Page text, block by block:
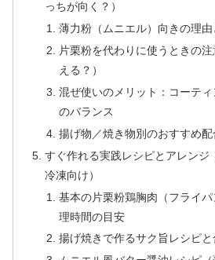
っちが向く？）
薄力粉（ムニエル）向きの理
片栗粉を代わりに使うときの
える？）
混ぜ使いのメリット：コーテ
のバランス
揚げ物／焼き物別のおすすめ
すぐ作れる実践レシピとアレンジ
冷凍向け）
基本の片栗粉鶏胸肉（フライ
理時間の目安
揚げ焼きで作るサク旨レシピ